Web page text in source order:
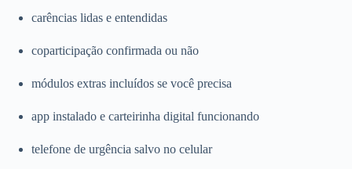
carências lidas e entendidas
coparticipação confirmada ou não
módulos extras incluídos se você precisa
app instalado e carteirinha digital funcionando
telefone de urgência salvo no celular